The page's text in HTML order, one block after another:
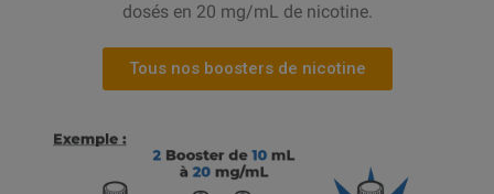
dosés en 20 mg/mL de nicotine.
Tous nos boosters de nicotine